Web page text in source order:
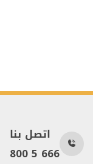
اتصل بنا
800 5 666